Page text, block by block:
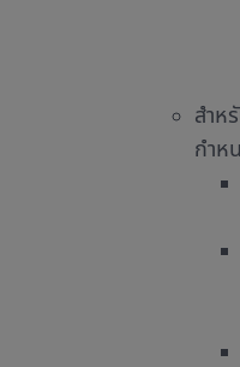
สำห
กำห